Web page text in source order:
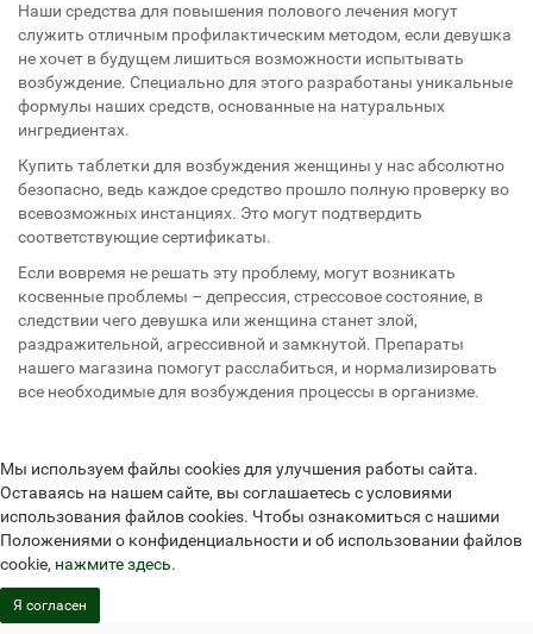
Наши средства для повышения полового лечения могут
служить отличным профилактическим методом, если девушка
не хочет в будущем лишиться возможности испытывать
возбуждение. Специально для этого разработаны уникальные
формулы наших средств, основанные на натуральных
ингредиентах.
Купить таблетки для возбуждения женщины у нас абсолютно
безопасно, ведь каждое средство прошло полную проверку во
всевозможных инстанциях. Это могут подтвердить
соответствующие сертификаты.
Если вовремя не решать эту проблему, могут возникать
косвенные проблемы – депрессия, стрессовое состояние, в
следствии чего девушка или женщина станет злой,
раздражительной, агрессивной и замкнутой. Препараты
нашего магазина помогут расслабиться, и нормализировать
все необходимые для возбуждения процессы в организме.
Мы используем файлы cookies для улучшения работы сайта.
Оставаясь на нашем сайте, вы соглашаетесь с условиями
использования файлов cookies. Чтобы ознакомиться с нашими
Положениями о конфиденциальности и об использовании файлов
cookie, нажмите здесь.
Я согласен